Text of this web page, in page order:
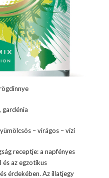
gardénia
– virágos – vízi
receptje: a napfényes
az egzotikus
érdekében. Az illatjegy